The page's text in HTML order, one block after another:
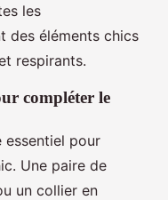
les
des éléments chics
respirants.
compléter le
essentiel pour
Une paire de
un collier en